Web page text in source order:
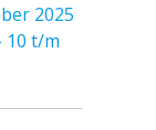
2025
10 t/m